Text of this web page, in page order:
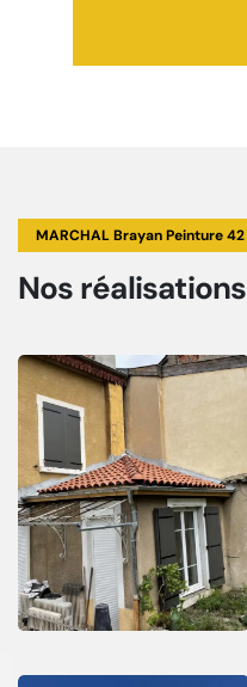
MARCHAL Brayan Peinture 42
Nos réalisations